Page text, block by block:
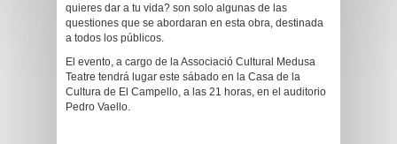
quieres dar a tu vida? son solo algunas de las
questiones que se abordaran en esta obra, destinada
a todos los públicos.
El evento, a cargo de la Associació Cultural Medusa
Teatre tendrá lugar este sábado en la Casa de la
Cultura de El Campello, a las 21 horas, en el auditorio
Pedro Vaello.